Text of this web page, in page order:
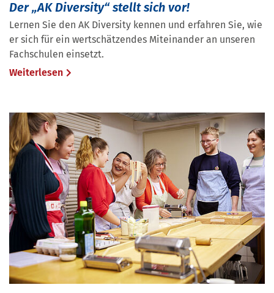
Der „AK Diversity“ stellt sich vor!
Lernen Sie den AK Diversity kennen und erfahren Sie, wie
er sich für ein wertschätzendes Miteinander an unseren
Fachschulen einsetzt.
Weiterlesen